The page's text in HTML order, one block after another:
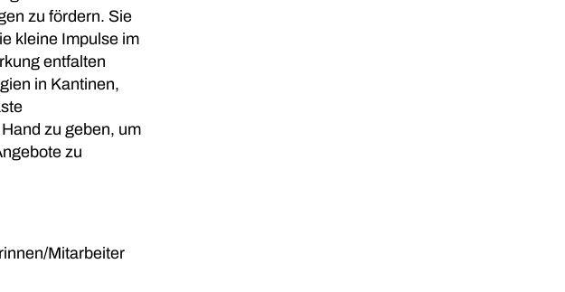
zu fördern. Sie
kleine Impulse im
entfalten
in Kantinen,
zu geben, um
zu
Mitarbeiter